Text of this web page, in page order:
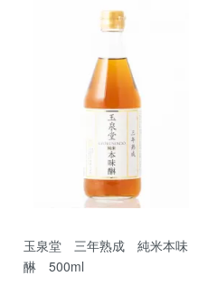
玉泉堂 三年熟成 純米本味
醂 500ml